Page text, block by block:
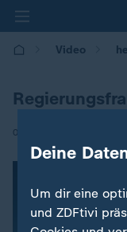
Video
07.05.2018 | 15:54
Deine
Um dir eine
und ZDFtivi